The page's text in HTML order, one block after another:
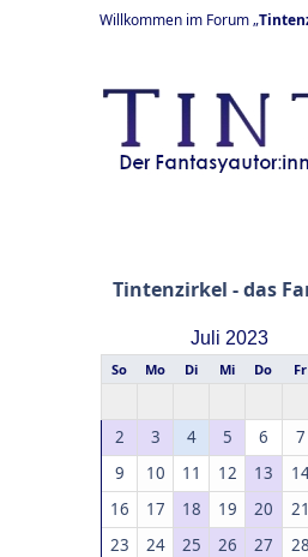
Willkommen im Forum „
Tintenzirkel - das
Juli 2023
So Mo Di Mi Do Fr
2
3 4 5 6 7
9
10 11 12 13
16
17 18 19 20 21
23
24 25 26 27 28